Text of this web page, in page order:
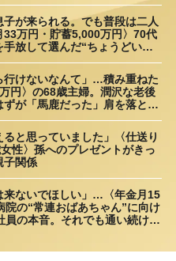
子が来られる。でも普段は二人
33万円・貯蓄5,000万円〉70代
手放して選んだ“ちょうどいい
行けないなんて」…積み重ねた
円〉の68歳主婦。潤沢な老後
ずが「馬鹿だった」肩を落とす
ると思っていました」〈仕送り
性〉孫へのプレゼントがきっ
子関係
来ないでほしい」…〈年金月15
院の“常連おばあちゃん”に向け
員の本音。それでも通い続ける